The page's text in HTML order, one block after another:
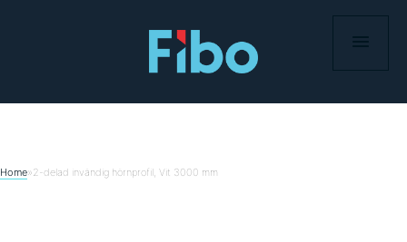
Home»2-delad invändig hörnprofil, Vit 3000 mm